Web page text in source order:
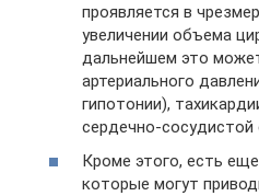
проявляется в
увеличении объема
дальнейшем это
артериального
гипотонии),
сердечно-сосудистой
Кроме этого, есть
которые могут